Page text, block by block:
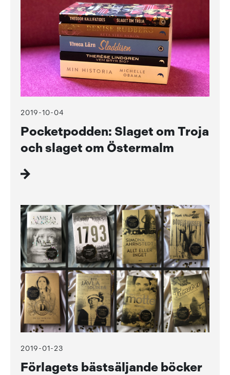
2019-10-04
Pocketpodden: Slaget om Troja
och slaget om Östermalm
2019-01-23
Förlagets bästsäljande böcker